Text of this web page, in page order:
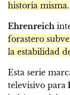
historia misma.
Ehrenreich
forastero
la estabilidad
Esta serie
televisivo para